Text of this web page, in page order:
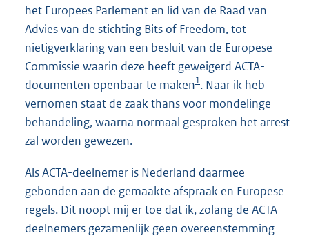
het Europees Parlement en lid van de Raad van
Advies van de stichting Bits of Freedom, tot
nietigverklaring van een besluit van de Europese
Commissie waarin deze heeft geweigerd ACTA-
documenten openbaar te maken1. Naar ik heb
vernomen staat de zaak thans voor mondelinge
behandeling, waarna normaal gesproken het arrest
zal worden gewezen.
Als ACTA-deelnemer is Nederland daarmee
gebonden aan de gemaakte afspraak en Europese
regels. Dit noopt mij er toe dat ik, zolang de ACTA-
deelnemers gezamenlijk geen overeenstemming